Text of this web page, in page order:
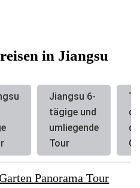
in Jiangsu
Jiangsu 6-
tägige und
umliegende
Tour
Panorama Tour